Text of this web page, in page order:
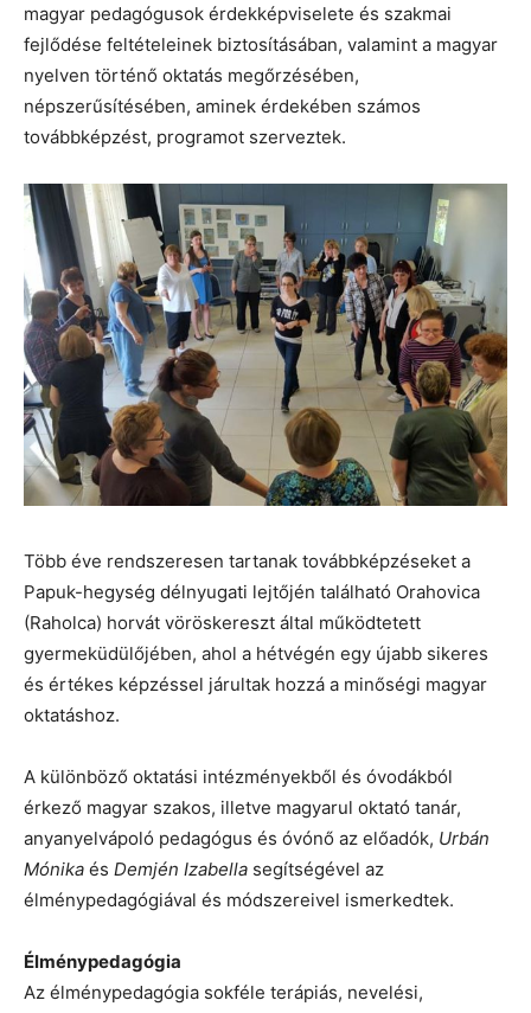
magyar pedagógusok érdekképviselete és szakmai
fejlődése feltételeinek biztosításában, valamint a magyar
nyelven történő oktatás megőrzésében,
népszerűsítésében, aminek érdekében számos
továbbképzést, programot szerveztek.
Több éve rendszeresen tartanak továbbképzéseket a
Papuk-hegység délnyugati lejtőjén található Orahovica
(Raholca) horvát vöröskereszt által működtetett
gyermeküdülőjében, ahol a hétvégén egy újabb sikeres
és értékes képzéssel járultak hozzá a minőségi magyar
oktatáshoz.
A különböző oktatási intézményekből és óvodákból
érkező magyar szakos, illetve magyarul oktató tanár,
anyanyelvápoló pedagógus és óvónő az előadók, Urbán
Mónika és Demjén Izabella segítségével az
élménypedagógiával és módszereivel ismerkedtek.
Élménypedagógia
Az élménypedagógia sokféle terápiás, nevelési,